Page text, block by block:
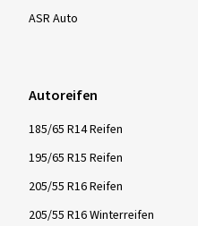
ASR Auto
Autoreifen
185/65 R14 Reifen
195/65 R15 Reifen
205/55 R16 Reifen
205/55 R16 Winterreifen